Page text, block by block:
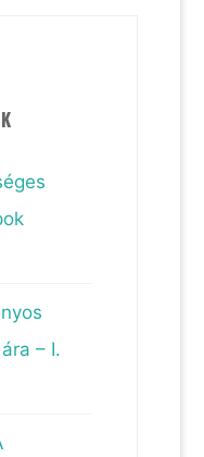
– I.